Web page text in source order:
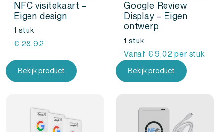
NFC visitekaart –
Eigen design
1 stuk
€ 28,92
Bekijk product
Google Review
Display – Eigen
ontwerp
1 stuk
Vanaf € 9,02per stuk
Bekijk product